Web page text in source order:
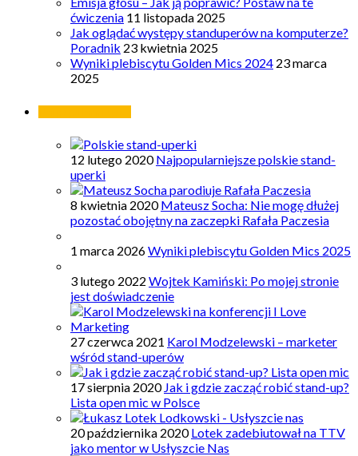
ćwiczenia 11 listopada 2025
Jak oglądać występy standuperów na komputerze?
Poradnik 23 kwietnia 2025
Wyniki plebiscytu Golden Mics 2024 23 marca
2025
12 lutego 2020 Najpopularniejsze polskie stand-
uperki
8 kwietnia 2020 Mateusz Socha: Nie mogę dłużej
pozostać obojętny na zaczepki Rafała Paczesia
1 marca 2026Wyniki plebiscytu Golden Mics 2025
3 lutego 2022 Wojtek Kamiński: Po mojej stronie
jest doświadczenie
27 czerwca 2021 Karol Modzelewski – marketer
wśród stand-uperów
17 sierpnia 2020 Jak i gdzie zacząć robić stand-up?
Lista open mic w Polsce
20 października 2020 Lotek zadebiutował na TTV
jako mentor w Usłyszcie Nas